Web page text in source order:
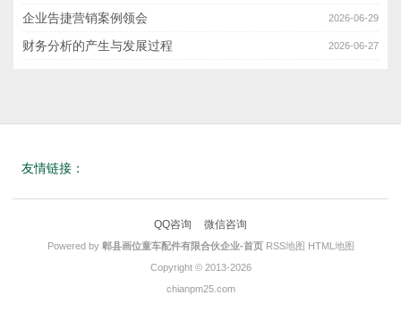
2026-06-29
企业告捷营销案例领会
2026-06-27
财务分析的产生与发展过程
友情链接：
QQ咨询 微信咨询
Powered by 郫县画位童车配件有限合伙企业-首页 RSS地图 HTML地图
Copyright © 2013-2026
chianpm25.com